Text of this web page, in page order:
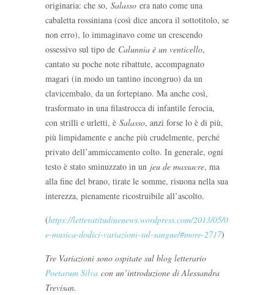
originaria: che so, Salasso era nato come una
cabaletta rossiniana (così dice ancora il sottotitolo, se
non erro), lo immaginavo come un crescendo
ossessivo sul tipo de Calunnia è un venticello,
cantato su poche note ribattute, accompagnato
magari (in modo un tantino incongruo) da un
clavicembalo, da un fortepiano. Ma anche così,
trasformato in una filastrocca di infantile ferocia,
con strilli e urletti, è Salasso, anzi forse lo è di più,
più limpidamente e anche più crudelmente, perché
privato dell’ammiccamento colto. In generale, ogni
testo è stato sminuzzato in un jeu de massacre, ma
alla fine del brano, tirate le somme, risuona nella sua
interezza, pienamente ricostruibile all’ascolto.
(https://letteratitudinenews.wordpress.com/2013/05/07/letteratura-
e-musica-dodici-variazioni-sul-sangue/#more-2717)
Tre Variazioni sono ospitate sul blog letterario
Poetarum Silva con un’introduzione di Alessandra
Trevisan.